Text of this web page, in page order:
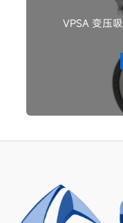
VPSA 变压